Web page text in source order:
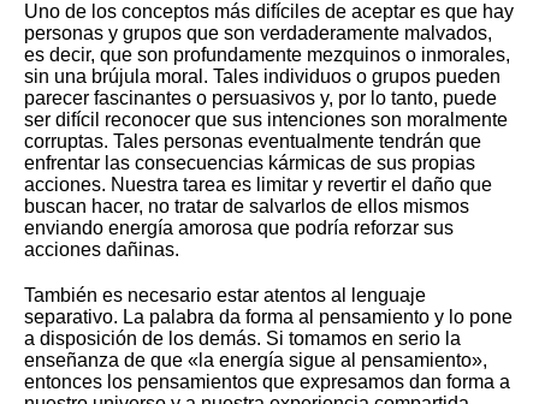
Uno de los conceptos más difíciles de aceptar es que hay
personas y grupos que son verdaderamente malvados,
es decir, que son profundamente mezquinos o inmorales,
sin una brújula moral. Tales individuos o grupos pueden
parecer fascinantes o persuasivos y, por lo tanto, puede
ser difícil reconocer que sus intenciones son moralmente
corruptas. Tales personas eventualmente tendrán que
enfrentar las consecuencias kármicas de sus propias
acciones. Nuestra tarea es limitar y revertir el daño que
buscan hacer, no tratar de salvarlos de ellos mismos
enviando energía amorosa que podría reforzar sus
acciones dañinas.
También es necesario estar atentos al lenguaje
separativo. La palabra da forma al pensamiento y lo pone
a disposición de los demás. Si tomamos en serio la
enseñanza de que «la energía sigue al pensamiento»,
entonces los pensamientos que expresamos dan forma a